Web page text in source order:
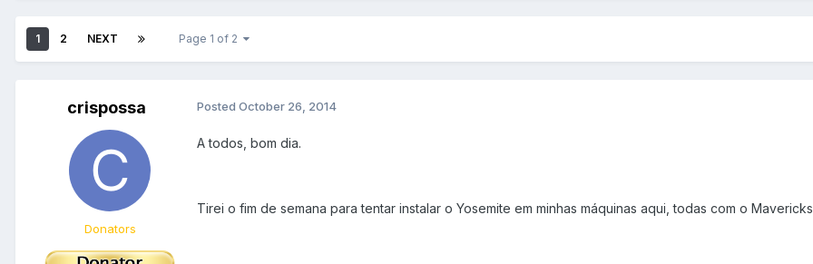
1 2 NEXT Page 1 of 2
crispossa
Donators
Posted October 26, 2014
A todos, bom dia.
Tirei o fim de semana para tentar instalar o Yosemite em minhas máquinas aqui, todas com o Mavericks